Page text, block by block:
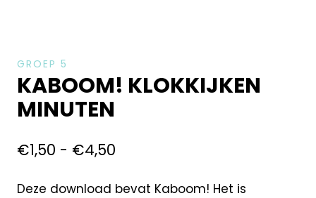
GROEP 5
KABOOM! KLOKKIJKEN
MINUTEN
€1,50 - €4,50
Deze download bevat Kaboom! Het is